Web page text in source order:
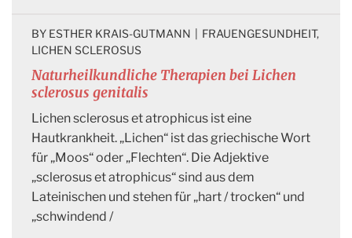
Naturheilkundliche Therapien bei Lichen
sclerosus genitalis
BY ESTHER KRAIS-GUTMANN FRAUENGESUNDHEIT
LICHEN SCLEROSUS
Lichen sclerosus et atrophicus ist eine
Hautkrankheit. „Lichen“ ist das griechische Wort
für „Moos“ oder „Flechten“. Die Adjektive
„sclerosus et atrophicus“ sind aus dem
Lateinischen und stehen für „hart / trocken“ und
„schwindend /